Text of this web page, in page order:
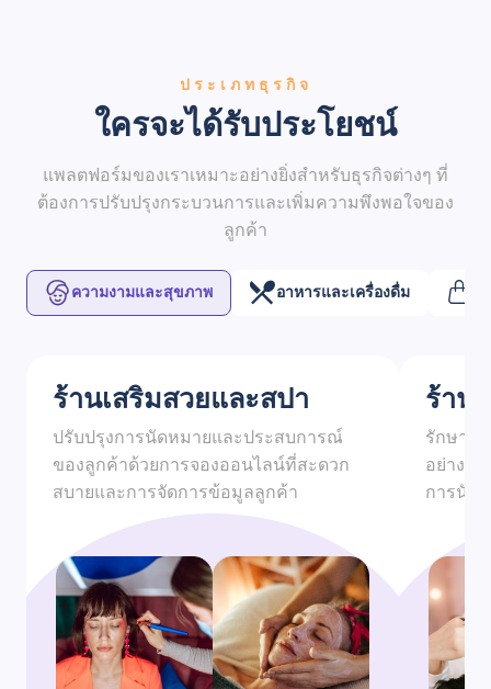
ประเภทธุรกิจ
ใครจะได้รับประโยชน์
แพลตฟอร์มของเราเหมาะอย่างยิ่งสำหรับธุรกิจต่างๆ ที่
ต้องการปรับปรุงกระบวนการและเพิ่มความพึงพอใจของ
ลูกค้า
ความงามและสุขภาพ อาหารและเครื่องดื่ม
ร้านเสริมสวยและสปา
ปรับปรุงการนัดหมายและประสบการณ์
ของลูกค้าด้วยการจองออนไลน์ที่สะดวก
สบายและการจัดการข้อมูลลูกค้า
ร้าน
รักษาบั
อย่างมี
การนัด